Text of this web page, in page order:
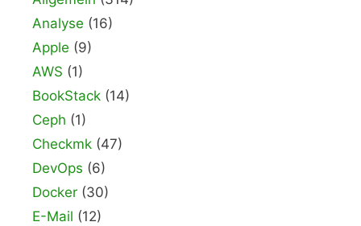
Analyse (16)
Apple (9)
AWS (1)
BookStack (14)
Ceph (1)
Checkmk (47)
DevOps (6)
Docker (30)
E-Mail (12)